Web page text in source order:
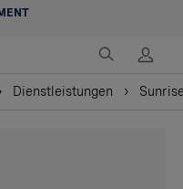
Dienstleistungen